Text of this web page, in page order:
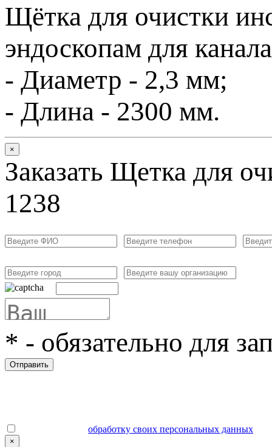
Щётка для очистки
эндоскопам для
- Диаметр - 2,3 мм;
- Длина - 2300 мм.
×
Заказать Щетка для
1238
* - обязательно для
Отправить
обработку своих персональных данных
×